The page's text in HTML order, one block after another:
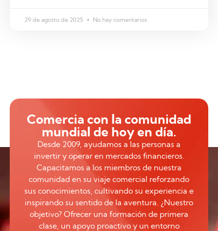
29 de agosto de 2025 No hay comentarios
Comercia con la comunidad
mundial de hoy en día.
Desde 2009, ayudamos a las personas a
invertir y operar en mercados financieros.
Capacitamos a los miembros de nuestra
comunidad en su viaje comercial reforzando
sus conocimientos, cultivando su experiencia e
inspirando su sentido de la aventura. ¿Nuestro
objetivo? Ofrecer una formación de primera
clase, un apoyo proactivo y un entorno